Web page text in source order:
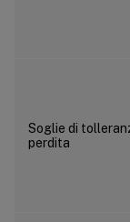
Soglie di
perdita
Gestione profili/
Gestione profili/
Gestione profili/
Gestione profili/
Gestione profili/